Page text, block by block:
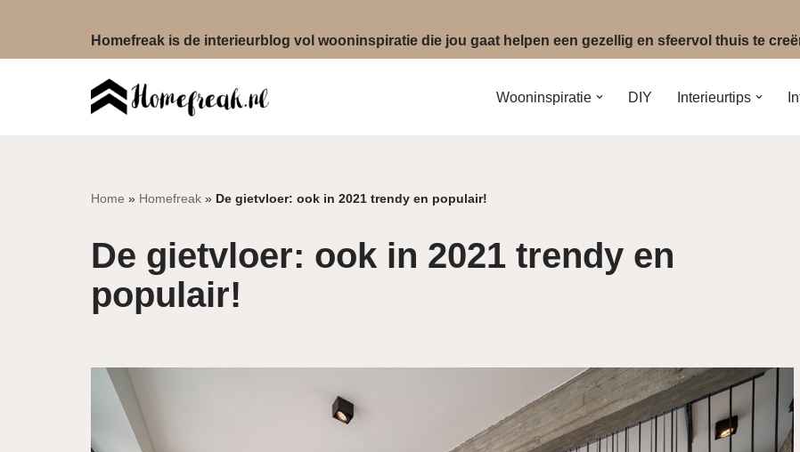
Homefreak is de interieurblog vol wooninspiratie die jou gaat helpen een gezellig en sfeervol thuis te
Wooninspiratie DIY Interieurtips
Home » Homefreak » De gietvloer: ook in 2021 trendy en populair!
De gietvloer: ook in 2021 trendy en
populair!